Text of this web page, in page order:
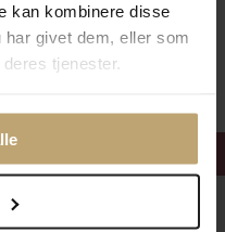
kan kombinere disse
givet dem, eller som
tjenester.